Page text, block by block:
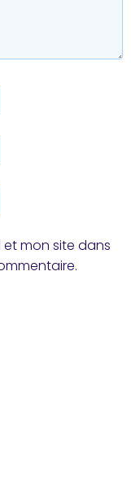
et mon site dans